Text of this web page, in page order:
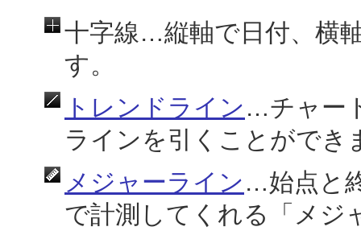
十字線…縦軸で日付、横
す。
トレンドライン …チャー
ラインを引くことができ
メジャーライン …始点と
で計測してくれる「メジ